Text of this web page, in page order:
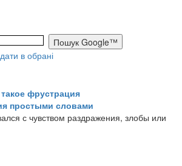
в обрані
фрустрация
простыми словами
с чувством раздражения, злобы или